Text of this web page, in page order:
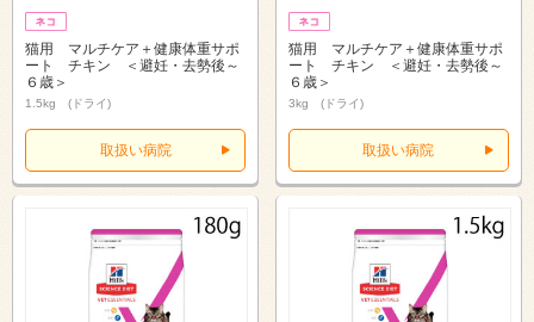
猫用 マルチケア＋健康体重サポ
ート チキン ＜避妊・去勢後～
６歳＞
1.5kg (ドライ)
取扱い病院
猫用 マルチケア＋健康体重サポ
ート チキン ＜避妊・去勢後～
６歳＞
3kg (ドライ)
取扱い病院